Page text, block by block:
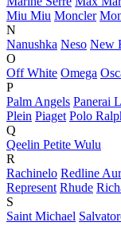
Miu Miu Moncler
N
Nanushka Neso New
O
Off White Omega
P
Palm Angels Panerai
Plein Piaget Polo
Q
Qeelin Petite Wulu
R
Rachinelo Redline
Represent Rhude
S
Saint Michael